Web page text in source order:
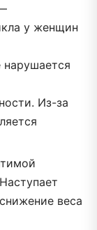
у женщин
Из-за
веса